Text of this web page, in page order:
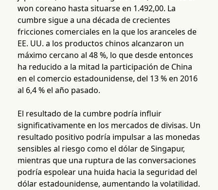
won coreano hasta situarse en 1.492,00. La
cumbre sigue a una década de crecientes
fricciones comerciales en la que los aranceles de
EE. UU. a los productos chinos alcanzaron un
máximo cercano al 48 %, lo que desde entonces
ha reducido a la mitad la participación de China
en el comercio estadounidense, del 13 % en 2016
al 6,4 % el año pasado.
El resultado de la cumbre podría influir
significativamente en los mercados de divisas. Un
resultado positivo podría impulsar a las monedas
sensibles al riesgo como el dólar de Singapur,
mientras que una ruptura de las conversaciones
podría espolear una huida hacia la seguridad del
dólar estadounidense, aumentando la volatilidad.